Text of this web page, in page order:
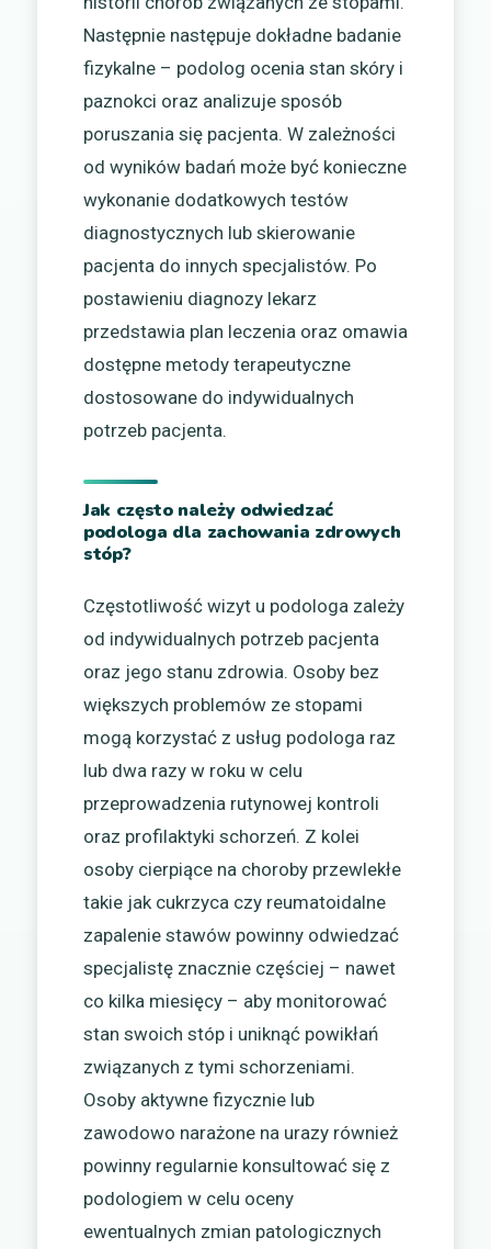
Następnie następuje dokładne badanie
fizykalne – podolog ocenia stan skóry i
paznokci oraz analizuje sposób
poruszania się pacjenta. W zależności
od wyników badań może być konieczne
wykonanie dodatkowych testów
diagnostycznych lub skierowanie
pacjenta do innych specjalistów. Po
postawieniu diagnozy lekarz
przedstawia plan leczenia oraz omawia
dostępne metody terapeutyczne
dostosowane do indywidualnych
potrzeb pacjenta.
Jak często należy odwiedzać
podologa dla zachowania zdrowych
stóp?
Częstotliwość wizyt u podologa zależy
od indywidualnych potrzeb pacjenta
oraz jego stanu zdrowia. Osoby bez
większych problemów ze stopami
mogą korzystać z usług podologa raz
lub dwa razy w roku w celu
przeprowadzenia rutynowej kontroli
oraz profilaktyki schorzeń. Z kolei
osoby cierpiące na choroby przewlekłe
takie jak cukrzyca czy reumatoidalne
zapalenie stawów powinny odwiedzać
specjalistę znacznie częściej – nawet
co kilka miesięcy – aby monitorować
stan swoich stóp i uniknąć powikłań
związanych z tymi schorzeniami.
Osoby aktywne fizycznie lub
zawodowo narażone na urazy również
powinny regularnie konsultować się z
podologiem w celu oceny
ewentualnych zmian patologicznych